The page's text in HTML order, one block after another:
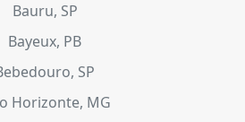
Bauru, SP
Bayeux, PB
SP
Horizonte, MG